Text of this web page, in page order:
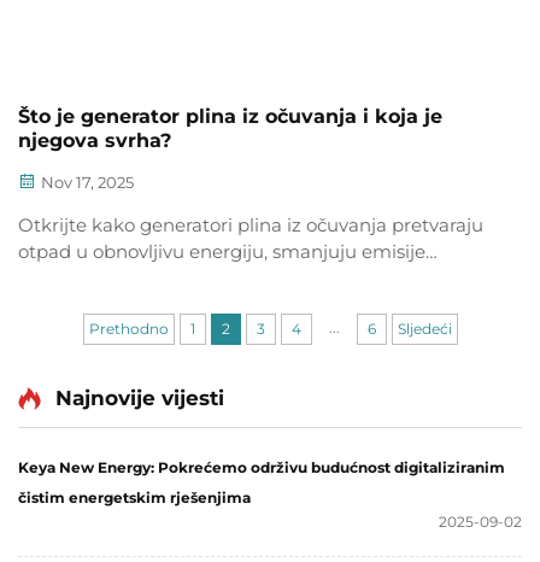
Što je generator plina iz očuvanja i koja je
njegova svrha?
Nov 17, 2025
Otkrijte kako generatori plina iz očuvanja pretvaraju
otpad u obnovljivu energiju, smanjuju emisije
primjene već danas.
Prethodno 1 2 3 4 ... 6 Sljedeći
Najnovije vijesti
Keya New Energy: Pokrećemo održivu budućnost digitaliziranim
čistim energetskim rješenjima
2025-09-02